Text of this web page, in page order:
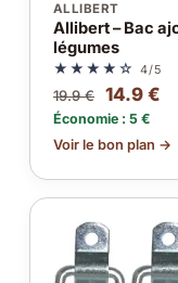
ALLIBERT
Allibert – Bac
légumes
★★★★☆ 4/5
19.9 € 14.9 €
Économie : 5 €
Voir le bon plan →